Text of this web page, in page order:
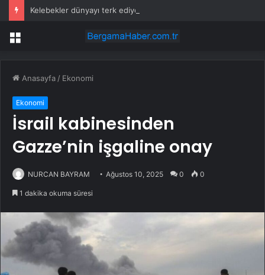
Kelebekler dünyayı terk ediyor
Menü
Anasayfa / Ekonomi
Ekonomi
İsrail kabinesinden
Gazze’nin işgaline onay
NURCAN BAYRAM Ağustos 10, 2025 0 0
1 dakika okuma süresi